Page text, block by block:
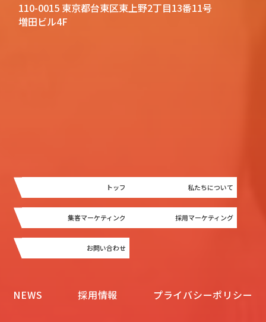
110-0015 東京都台東区東上野2丁目13番11号
増田ビル4F
トップ 私たちについて
集客マーケティング 採用マーケティング
お問い合わせ
NEWS 採用情報 プライバシーポリシー